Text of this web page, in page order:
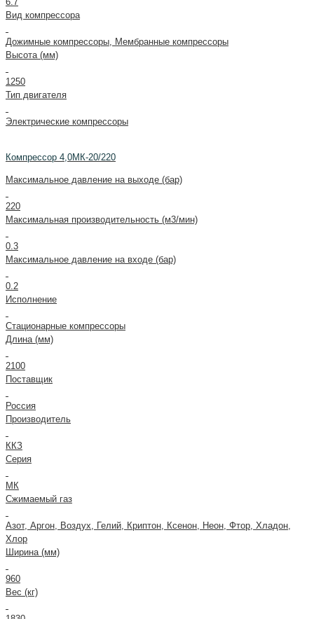
Вид компрессора
Дожимные компрессоры, Мембранные компрессоры
Высота (мм)
1250
Тип двигателя
Электрические компрессоры
Компрессор 4,0МК-20/220
Максимальное давление на выходе (бар)
220
Максимальная производительность (м3/мин)
0.3
Максимальное давление на входе (бар)
0.2
Исполнение
Стационарные компрессоры
Длина (мм)
2100
Поставщик
Россия
Производитель
ККЗ
Серия
МК
Сжимаемый газ
Азот, Аргон, Воздух, Гелий, Криптон, Ксенон, Неон, Фтор, Хладон,
Хлор
Ширина (мм)
960
Вес (кг)